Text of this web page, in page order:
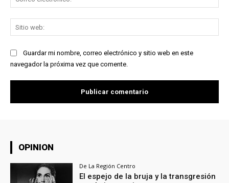
Guardar mi nombre, correo electrónico y sitio web en este
navegador la próxima vez que comente.
OPINION
De La Región Centro
El espejo de la bruja y la transgresión